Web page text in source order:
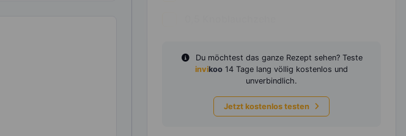
Du möchtest das ganze Rezept sehen? Teste
invikoo 14 Tage lang völlig kostenlos und
unverbindlich.
Jetzt kostenlos testen